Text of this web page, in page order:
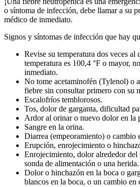
o síntoma de infección, debe llamar a su
médico de inmediato.
Signos y síntomas de infección que hay
Revise su temperatura dos veces al
temperatura es 100,4 °F o mayor,
inmediato.
No tome acetaminofén (Tylenol) o
fiebre sin consultar primero con su
Escalofríos temblorosos.
Tos, dolor de garganta, dificultad
Ardor al orinar o nuevo dolor en la
Sangre en la orina.
Diarrea (empeoramiento) o cambio
Erupción, enrojecimiento o
Enrojecimiento, dolor alrededor del
sonda de alimentación o una herida.
Dolor o hinchazón en la boca o
blancos en la boca, o un cambio en